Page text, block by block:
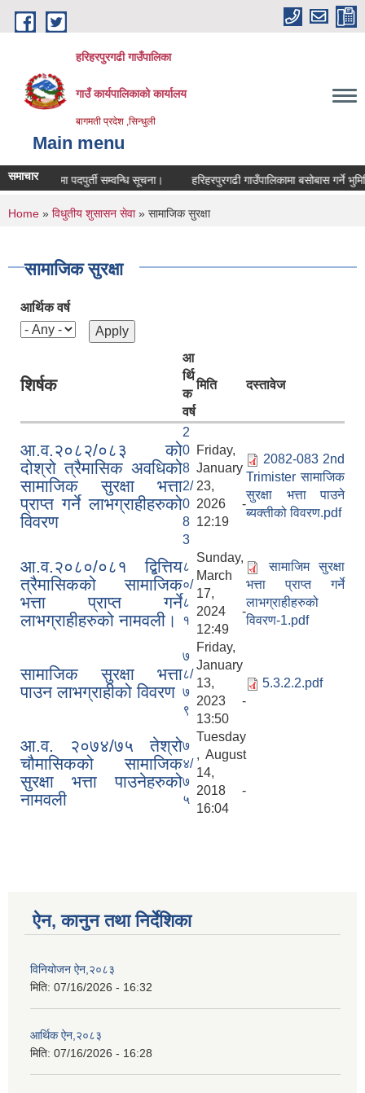
Skip to main content
हरिहरपुरगढी गाउँपालिका
गाउँ कार्यपालिकाको कार्यालय
बागमती प्रदेश ,सिन्धुली
Main menu
समाचार
सेवा करारमा पदपुर्ती सम्वन्धि सूचना। हरिहरपुरगढी गाउँपालिकामा बसोबास गर्ने
You are here
Home » विधुतीय शुसासन सेवा» सामाजिक सुरक्षा
सामाजिक सुरक्षा
आर्थिक वर्ष
शिर्षक
आ
र्थि
क
वर्ष
मिति दस्तावेज
आ.व.२०८२/०८३ को
दोश्रो त्रैमासिक अवधिको
सामाजिक सुरक्षा भत्ता
प्राप्त गर्ने लाभग्राहीहरुको
विवरण
2
0
8
2/
0
8
3
Friday,
January
23,
2026 -
12:19
2082-083 2nd
Trimister सामाजिक
सुरक्षा भत्ता पाउने
ब्यक्तीको विवरण.pdf
आ.व.२०८०/०८१ द्बित्तिय
त्रैमासिकको सामाजिक
भत्ता प्राप्त गर्ने
लाभग्राहीहरुको नामवली।
८
०/
८
१
Sunday,
March
17,
2024 -
12:49
सामाजिम सुरक्षा
भत्ता प्राप्त गर्ने
लाभग्राहीहरुको
विवरण-1.pdf
सामाजिक सुरक्षा भत्ता
पाउन लाभग्राहीको विवरण
७
८/
७
९
Friday,
January
13,
2023 -
13:50
5.3.2.2.pdf
आ.व. २०७४/७५ तेश्रो
चौमासिकको सामाजिक
सुरक्षा भत्ता पाउनेहरुको
नामवली
७
४/
७
५
Tuesday
, August
14,
2018 -
16:04
ऐन, कानुन तथा निर्देशिका
विनियोजन ऐन,२०८३
मिति: 07/16/2026 - 16:32
आर्थिक ऐन,२०८३
मिति: 07/16/2026 - 16:28